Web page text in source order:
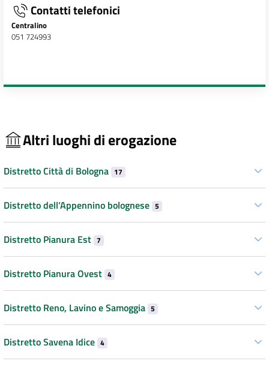
Contatti telefonici
Centralino
051 724993
Altri luoghi di erogazione
Distretto Città di Bologna 17
Distretto dell’Appennino bolognese 5
Distretto Pianura Est 7
Distretto Pianura Ovest 4
Distretto Reno, Lavino e Samoggia 5
Distretto Savena Idice 4